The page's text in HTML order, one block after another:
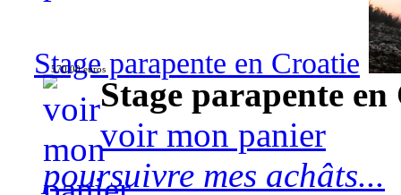
Stage parapente en Croatie
570,00 euros
Stage parapente
voir mon panier
poursuivre mes achâts...